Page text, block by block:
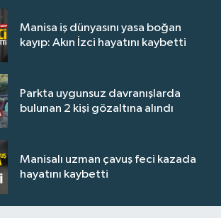
Manisa iş dünyasını yasa boğan
kayıp: Akın İzci hayatını kaybetti
Parkta uygunsuz davranışlarda
bulunan 2 kişi gözaltına alındı
Manisalı uzman çavuş feci kazada
hayatını kaybetti